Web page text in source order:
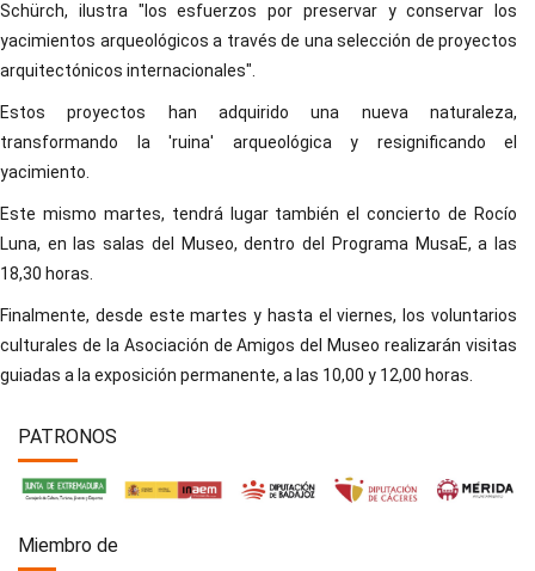
Schürch, ilustra "los esfuerzos por preservar y conservar los
yacimientos arqueológicos a través de una selección de proyectos
arquitectónicos internacionales".
Estos proyectos han adquirido una nueva naturaleza,
transformando la 'ruina' arqueológica y resignificando el
yacimiento.
Este mismo martes, tendrá lugar también el concierto de Rocío
Luna, en las salas del Museo, dentro del Programa MusaE, a las
18,30 horas.
Finalmente, desde este martes y hasta el viernes, los voluntarios
culturales de la Asociación de Amigos del Museo realizarán visitas
guiadas a la exposición permanente, a las 10,00 y 12,00 horas.
PATRONOS
Miembro de